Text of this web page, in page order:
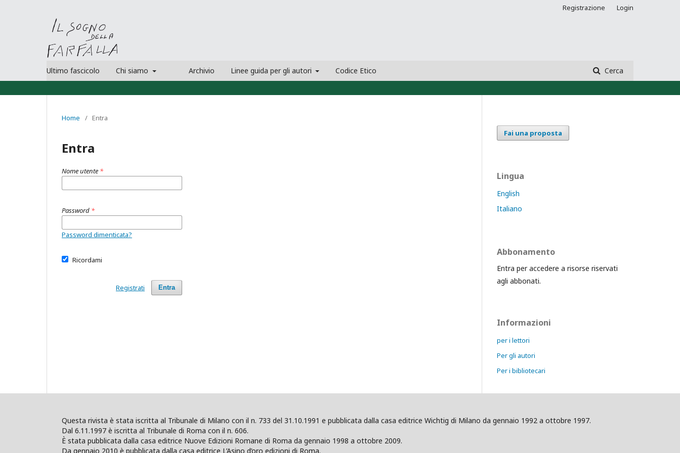
Ultimo fascicolo Chi siamo Archivio Linee guida per gli autori Codice Etico Cerca
Registrazione Login
Home / Entra
Entra
Nome utente *
Password *
Password dimenticata?
Ricordami
Entra
Registrati
Fai una proposta
Lingua
English
Italiano
Abbonamento
Entra per accedere a risorse riservati
agli abbonati.
Informazioni
per i lettori
Per gli autori
Per i bibliotecari
Questa rivista è stata iscritta al Tribunale di Milano con il n. 733 del 31.10.1991 e pubblicata dalla casa editrice Wichtig di Milano da gennaio 1992 a ottobre 1997.
Dal 6.11.1997 è iscritta al Tribunale di Roma con il n. 606.
È stata pubblicata dalla casa editrice Nuove Edizioni Romane di Roma da gennaio 1998 a ottobre 2009.
Da gennaio 2010 è pubblicata dalla casa editrice L’Asino d’oro edizioni di Roma.